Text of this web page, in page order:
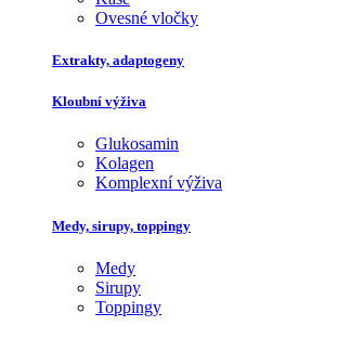
Ovesné vločky
Extrakty, adaptogeny
Kloubní výživa
Glukosamin
Kolagen
Komplexní výživa
Medy, sirupy, toppingy
Medy
Sirupy
Toppingy